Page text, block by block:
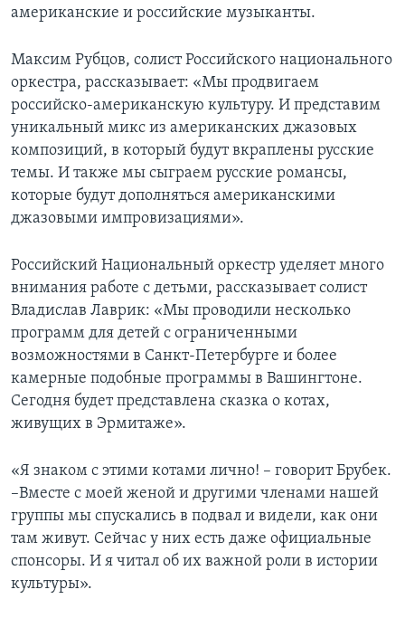
американские и российские музыканты.
Максим Рубцов, солист Российского национального
оркестра, рассказывает: «Мы продвигаем
российско-американскую культуру. И представим
уникальный микс из американских джазовых
композиций, в который будут вкраплены русские
темы. И также мы сыграем русские романсы,
которые будут дополняться американскими
джазовыми импровизациями».
Российский Национальный оркестр уделяет много
внимания работе с детьми, рассказывает солист
Владислав Лаврик: «Мы проводили несколько
программ для детей с ограниченными
возможностями в Санкт-Петербурге и более
камерные подобные программы в Вашингтоне.
Сегодня будет представлена сказка о котах,
живущих в Эрмитаже».
«Я знаком с этими котами лично! – говорит Брубек.
–Вместе с моей женой и другими членами нашей
группы мы спускались в подвал и видели, как они
там живут. Сейчас у них есть даже официальные
спонсоры. И я читал об их важной роли в истории
культуры».